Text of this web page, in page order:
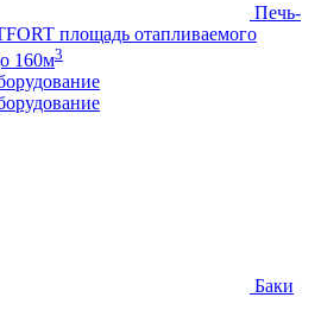
Печь-
площадь отапливаемого
160м3
Баки